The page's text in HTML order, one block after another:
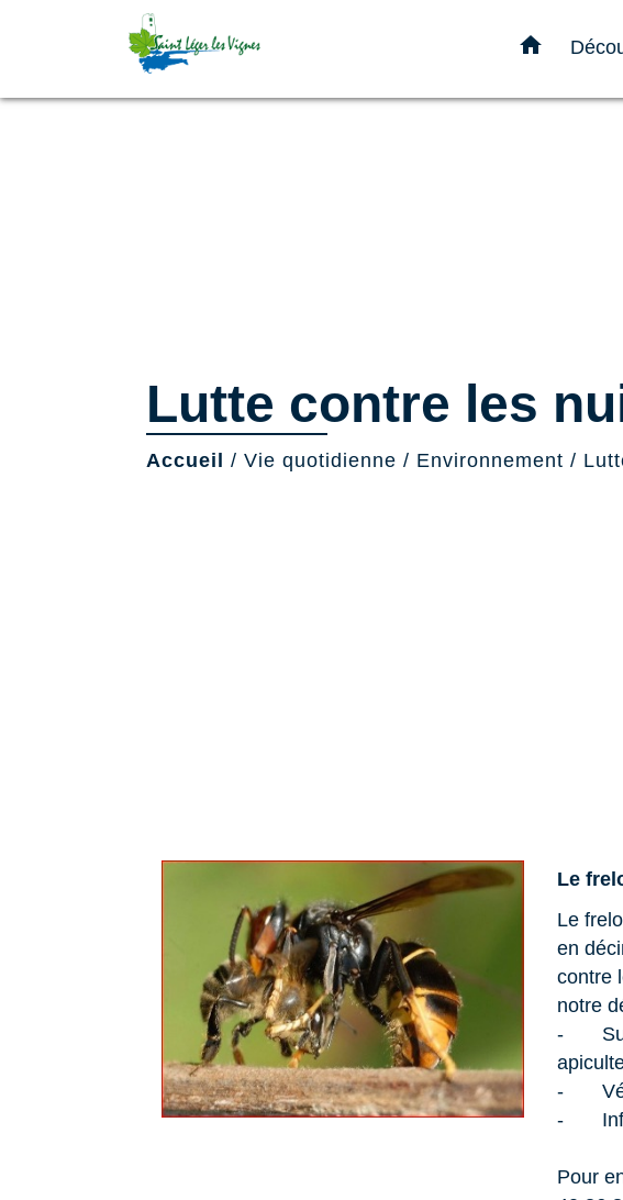
home
Lutte contre les
Accueil / Vie quotidienne / Environnement /
Le
Le
en
contre
notre
-
-
-
Pour